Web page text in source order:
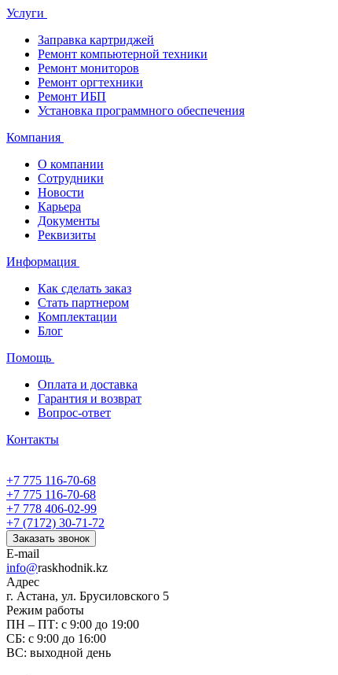
Услуги
Заправка картриджей
Ремонт компьютерной техники
Ремонт мониторов
Ремонт оргтехники
Ремонт ИБП
Установка программного обеспечения
Компания
О компании
Сотрудники
Новости
Карьера
Документы
Реквизиты
Информация
Как сделать заказ
Стать партнером
Комплектации
Блог
Помощь
Оплата и доставка
Гарантия и возврат
Вопрос-ответ
Контакты
+7 775 116-70-68
+7 775 116-70-68
+7 778 406-02-99
+7 (7172) 30-71-72
Заказать звонок
E-mail
info@raskhodnik.kz
Адрес
г. Астана, ул. Брусиловского 5
Режим работы
ПН – ПТ: с 9:00 до 19:00
СБ: с 9:00 до 16:00
ВС: выходной день